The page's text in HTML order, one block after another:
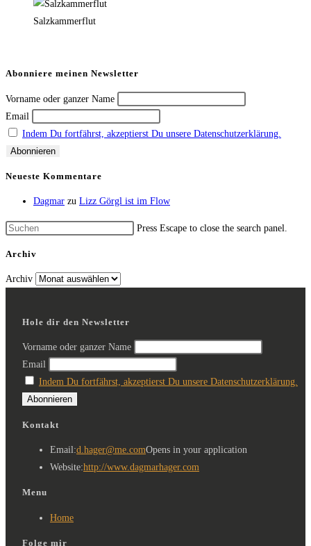
Salzkammerflut
Abonniere meinen Newsletter
Vorname oder ganzer Name
Email
Indem Du fortfährst, akzeptierst Du unsere Datenschutzerklärung.
Neueste Kommentare
Dagmar zu Lizz Görgl ist im Flow
Press Escape to close the search panel.
Archiv
Archiv
Hole dir den Newsletter
Vorname oder ganzer Name
Email
Indem Du fortfährst, akzeptierst Du unsere Datenschutzerklärung.
Kontakt
Email:d.hager@me.comOpens in your application
Website:http://www.dagmarhager.com
Menu
Home
Folge mir